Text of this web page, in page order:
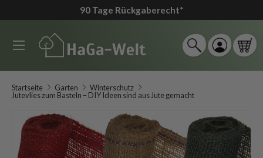
Zum Inhalt springen
Zum Menü springen
Fußzeile springen
Barrierefreiheits-Widget öffnen
Direkt zum Inhalt
90 Tage Rückgaberecht*
Suchen
SucheEinloggen
Menü
Startseite Garten
Winterschutz
Jutevlies zum Basteln – DIY Ideen sind aus Jute gemacht